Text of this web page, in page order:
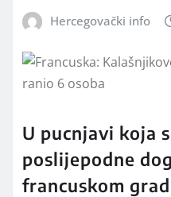
Hercegovački info
U pucnjavi koja
poslijepodne
francuskom